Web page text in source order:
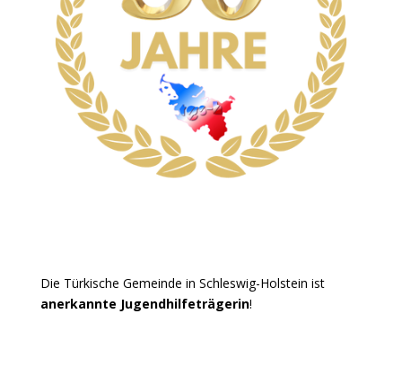
Die Türkische Gemeinde in Schleswig-Holstein ist
anerkannte Jugendhilfeträgerin!